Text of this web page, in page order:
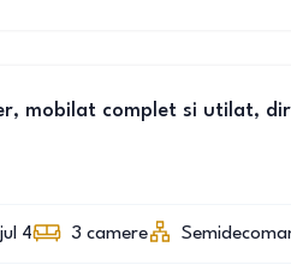
mobilat complet si utilat,
4 3 camere